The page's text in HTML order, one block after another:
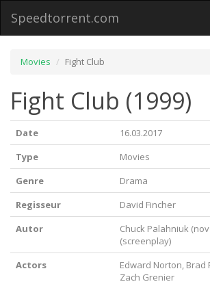
Speedtorrent.com
Movies Fight Club
Fight Club (1999)
Date
16.03.2017
Type
Movies
Genre
Drama
Regisseur
David Fincher
Autor
Chuck Palahniuk
(screenplay)
Actors
Edward Norton, Brad
Zach Grenier